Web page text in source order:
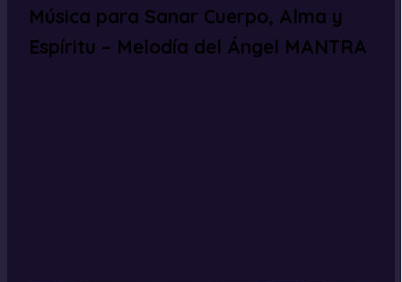
Música para Sanar Cuerpo, Alma y
Espíritu – Melodía del Ángel MANTRA